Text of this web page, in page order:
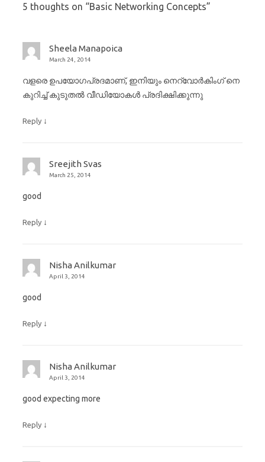
5 thoughts on “Basic Networking Concepts”
Sheela Manapoica
March 24, 2014
വളരെ ഉപയോഗപ്രദമാണ്, ഇനിയും നെറ്വോര്‍കിംഗ് നെ
കുറിച്ച് കുടുതല്‍ വീഡിയോകള്‍ പ്രദിക്ഷിക്കുന്നു
Reply ↓
Sreejith Svas
March 25, 2014
good
Reply ↓
Nisha Anilkumar
April 3, 2014
good
Reply ↓
Nisha Anilkumar
April 3, 2014
good expecting more
Reply ↓